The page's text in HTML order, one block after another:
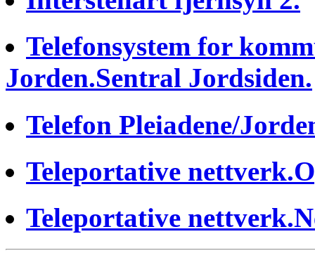
Telefonsystem for
Jorden.Sentral Jordsiden.
Telefon Pleiadene/
Teleportative
Teleportative